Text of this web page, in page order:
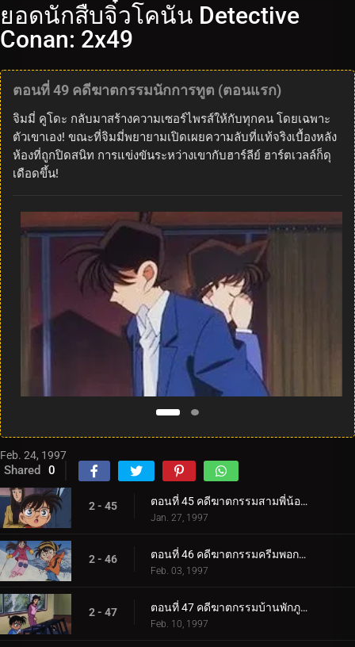
ยอดนักสืบจิ๋วโคนัน Detective
Conan: 2x49
ตอนที่ 49 คดีฆาตกรรมนักการทูต (ตอนแรก)
จิมมี่ คูโดะ กลับมาสร้างความเซอร์ไพรส์ให้กับทุกคน โดยเฉพาะ
ตัวเขาเอง! ขณะที่จิมมี่พยายามเปิดเผยความลับที่แท้จริงเบื้องหลัง
ห้องที่ถูกปิดสนิท การแข่งขันระหว่างเขากับฮาร์ลีย์ ฮาร์ตเวลล์ก็ดุ
เดือดขึ้น!
Feb. 24, 1997
Shared 0
2 - 45 ตอนที่ 45 คดีฆาตกรรมสามพี่น้องฮอตตะ
Jan. 27, 1997
2 - 46 ตอนที่ 46 คดีฆาตกรรมครีมพอกหน้า
Feb. 03, 1997
2 - 47 ตอนที่ 47 คดีฆาตกรรมบ้านพักภูเขาหิมะ
Feb. 10, 1997